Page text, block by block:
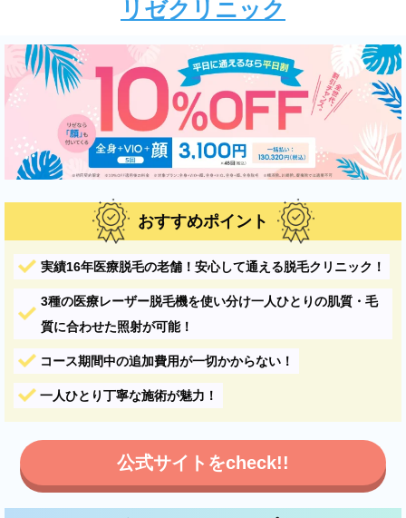
リゼクリニック
おすすめポイント
実績16年医療脱毛の老舗！安心して通える脱毛クリニック！
3種の医療レーザー脱毛機を使い分け一人ひとりの肌質・毛
質に合わせた照射が可能！
コース期間中の追加費用が一切かからない！
一人ひとり丁寧な施術が魅力！
公式サイトをcheck!!